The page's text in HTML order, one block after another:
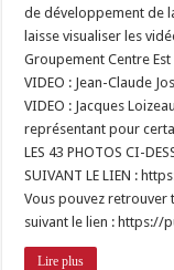
de développement de
laisse visualiser les
Groupement Centre
VIDEO : Jean-Claude
VIDEO : Jacques
représentant pour
LES 43 PHOTOS CI-
SUIVANT LE LIEN :
Vous pouvez retrouver
suivant le lien :
Lire plus